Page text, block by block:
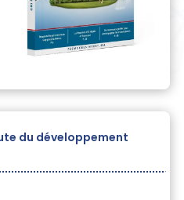
du développement